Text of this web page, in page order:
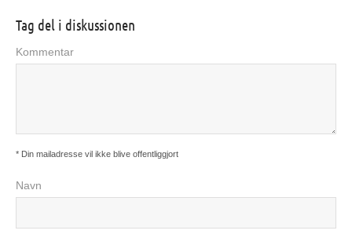
Tag del i diskussionen
Kommentar
* Din mailadresse vil ikke blive offentliggjort
Navn